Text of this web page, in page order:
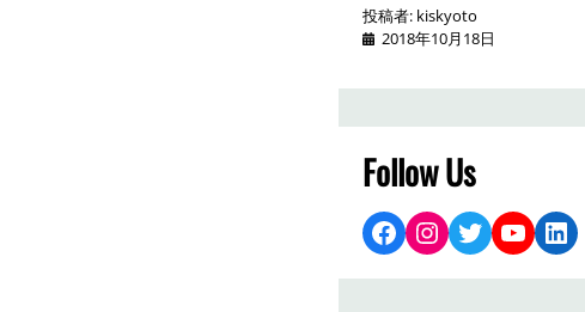
投稿者: kiskyoto
2018年10月18日
Follow Us
Facebook Instagram Twitter YouTube LinkedIn